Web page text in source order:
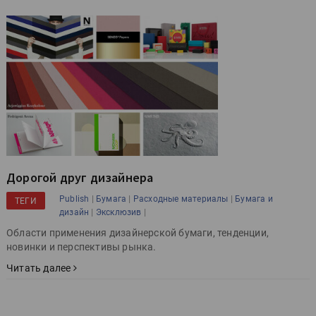
Дорогой друг дизайнера
ТЕГИ Publish | Бумага | Расходные материалы | Бумага и
дизайн | Эксклюзив |
Области применения дизайнерской бумаги, тенденции,
новинки и перспективы рынка.
Читать далее